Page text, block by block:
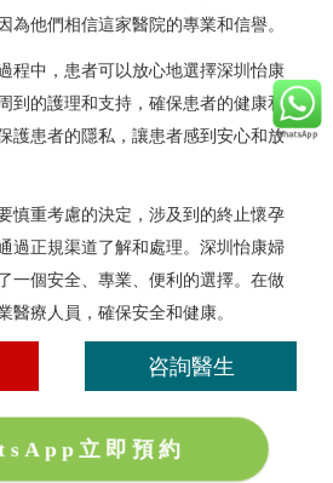
為他們相信這家醫院的專業和信譽。
程中，患者可以放心地選擇深圳怡康
到的護理和支持，確保患者的健康和
護患者的隱私，讓患者感到安心和放
慎重考慮的決定，涉及到的終止懷孕
過正規渠道了解和處理。深圳怡康婦
一個安全、專業、便利的選擇。在做
醫療人員，確保安全和健康。
咨詢醫生
立即預約